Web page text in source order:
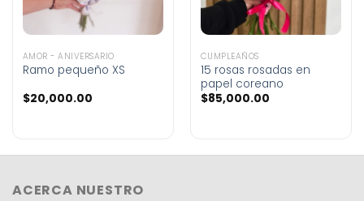
AMOR - ANIVERSARIO
Ramo pequeño XS
$20,000.00
CUMPLEAÑOS
15 rosas rosadas en
papel coreano
$85,000.00
ACERCA NUESTRO